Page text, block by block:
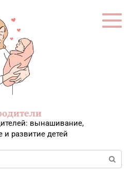
вынашивание,
и развитие детей